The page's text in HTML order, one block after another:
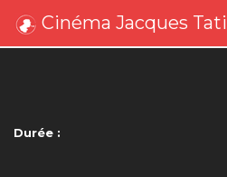
Cinéma Jacques Tati
Durée :